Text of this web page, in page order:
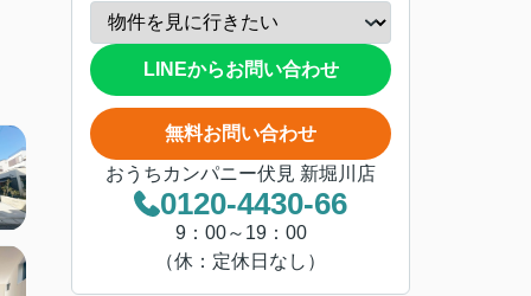
LINEからお問い合わせ
無料お問い合わせ
おうちカンパニー伏見 新堀川店
0120-4430-66
9：00～19：00
（休：定休日なし）